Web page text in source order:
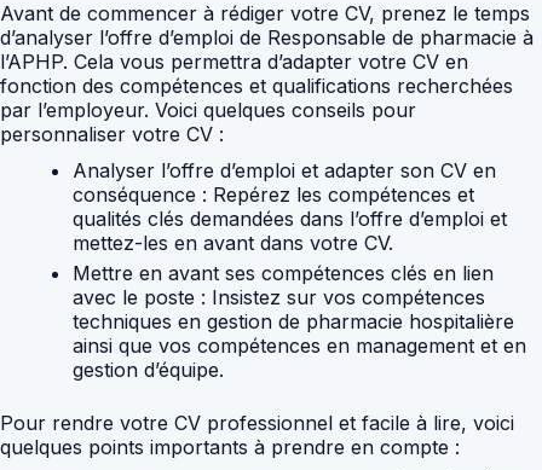
Avant de commencer à rédiger votre CV, prenez le temps
d’analyser l’offre d’emploi de Responsable de pharmacie à
l’APHP. Cela vous permettra d’adapter votre CV en
fonction des compétences et qualifications recherchées
par l’employeur. Voici quelques conseils pour
personnaliser votre CV :
Analyser l’offre d’emploi et adapter son CV en
conséquence : Repérez les compétences et
qualités clés demandées dans l’offre d’emploi et
mettez-les en avant dans votre CV.
Mettre en avant ses compétences clés en lien
avec le poste : Insistez sur vos compétences
techniques en gestion de pharmacie hospitalière
ainsi que vos compétences en management et en
gestion d’équipe.
Pour rendre votre CV professionnel et facile à lire, voici
quelques points importants à prendre en compte :